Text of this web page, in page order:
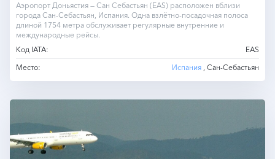
Аэропорт Доньястия — Сан Себастьян (EAS) расположен вблизи
города Сан-Себастьян, Испания. Одна взлётно-посадочная полоса
длиной 1754 метра обслуживает регулярные внутренние и
международные рейсы.
Код IATA:
EAS
Место:
Испания , Сан-Себастьян